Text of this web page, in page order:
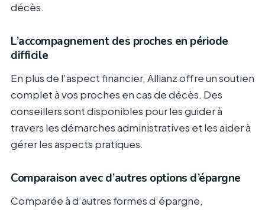
décès.
L’accompagnement des proches en période
difficile
En plus de l’aspect financier, Allianz offre un soutien
complet à vos proches en cas de décès. Des
conseillers sont disponibles pour les guider à
travers les démarches administratives et les aider à
gérer les aspects pratiques.
Comparaison avec d’autres options d’épargne
Comparée à d’autres formes d’épargne,